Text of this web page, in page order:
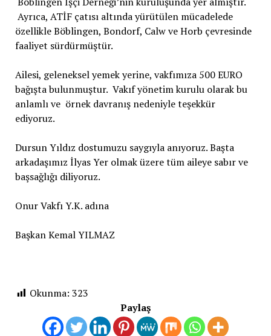
Ayrıca, ATİF çatısı altında yürütülen mücadelede
özellikle Böblingen, Bondorf, Calw ve Horb çevresinde
faaliyet sürdürmüştür.
Ailesi, geleneksel yemek yerine, vakfımıza 500 EURO
bağışta bulunmuştur. Vakıf yönetim kurulu olarak bu
anlamlı ve örnek davranış nedeniyle teşekkür
ediyoruz.
Dursun Yıldız dostumuzu saygıyla anıyoruz. Başta
arkadaşımız İlyas Yer olmak üzere tüm aileye sabır ve
başsağlığı diliyoruz.
Onur Vakfı Y.K. adına
Başkan Kemal YILMAZ
Okunma: 323
Paylaş